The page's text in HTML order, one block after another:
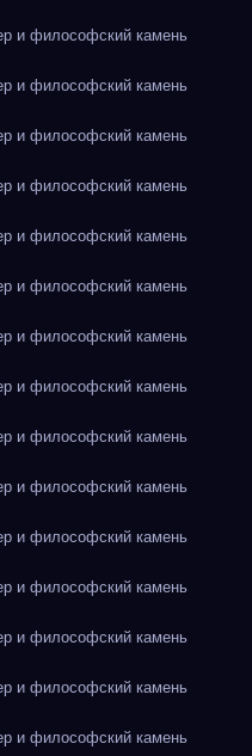
и философский камень
и философский камень
и философский камень
и философский камень
и философский камень
и философский камень
и философский камень
и философский камень
и философский камень
и философский камень
и философский камень
и философский камень
и философский камень
и философский камень
и философский камень